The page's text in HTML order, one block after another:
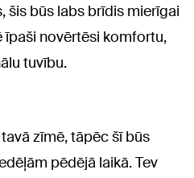
šis būs labs brīdis mierīgai
īpaši novērtēsi komfortu,
tuvību.
zīmē, tāpēc šī būs
pēdējā laikā. Tev